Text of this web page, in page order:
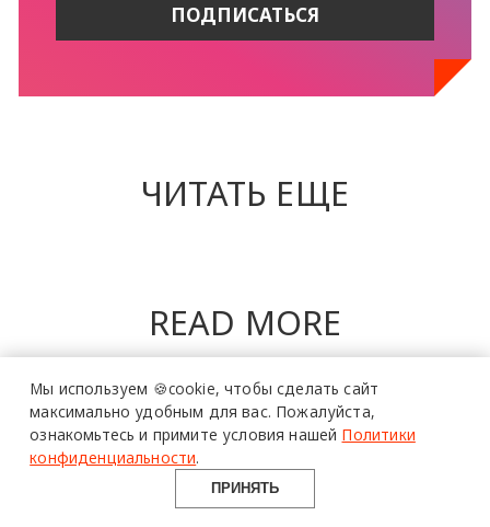
ЧИТАТЬ ЕЩЕ
READ MOREспециалистов читают
и архитектуру
в Telegram канале
Design Mate
Мы используем 🍪cookie, чтобы сделать сайт
максимально удобным для вас. Пожалуйста,
ознакомьтесь и примите условия нашей Политики
конфиденциальности.
ПРИНЯТЬ